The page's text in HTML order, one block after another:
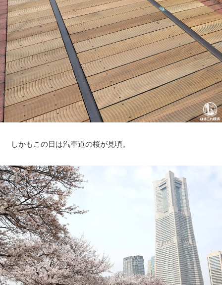
しかもこの日は汽車道の桜が見頃。